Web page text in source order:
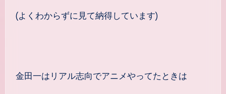
(よくわからずに見て納得しています)
金田一はリアル志向でアニメやってたときは